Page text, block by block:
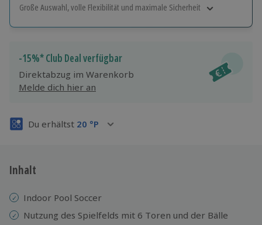
Große Auswahl, volle Flexibilität und maximale Sicherheit
Jeder Gutschein für alle Erlebnisse einlösbar.
Maximale Sicherheit
3 Jahre gültig & verlängerbar.
-15%* Club Deal verfügbar
Direktabzug im Warenkorb
Melde dich hier an
Du erhältst 20 °P
Inhalt
​​Indoor Pool Soccer
Nutzung des Spielfelds mit 6 Toren und der Bälle